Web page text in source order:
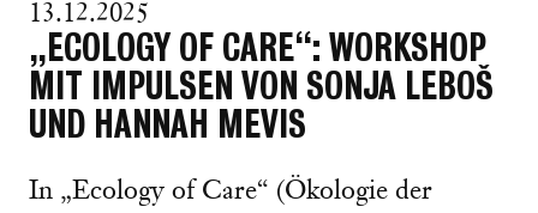
13.12.2025
„ECOLOGY OF CARE“: WORKSHOP
MIT IMPULSEN VON SONJA LEBOŠ
UND HANNAH MEVIS
In „Ecology of Care“ (Ökologie der